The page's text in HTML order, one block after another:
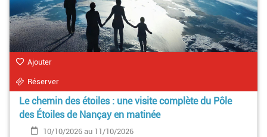
Ajouter
Réserver
Le chemin des étoiles : une visite complète du Pôle
des Étoiles de Nançay en matinée
10/10/2026 au 11/10/2026